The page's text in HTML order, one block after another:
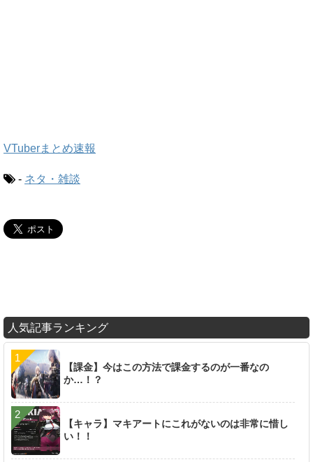
VTuberまとめ速報
- ネタ・雑談
人気記事ランキング
【課金】今はこの方法で課金するのが一番なの
か…！？
【キャラ】マキアートにこれがないのは非常に惜し
い！！